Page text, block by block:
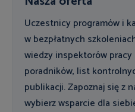
Uczestnicy programów i
w bezpłatnych
wiedzy inspektorów
poradników, list
publikacji. Zapoznaj się z
wybierz wsparcie dla